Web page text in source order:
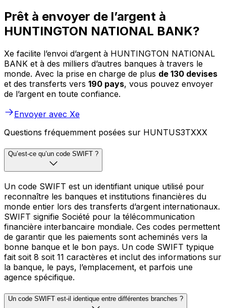
Prêt à envoyer de l’argent à
HUNTINGTON NATIONAL BANK?
Xe facilite l’envoi d’argent à HUNTINGTON NATIONAL
BANK et à des milliers d’autres banques à travers le
monde. Avec la prise en charge de plus de 130 devises
et des transferts vers 190 pays, vous pouvez envoyer
de l’argent en toute confiance.
Envoyer avec Xe
Questions fréquemment posées sur HUNTUS3TXXX
Qu’est-ce qu’un code SWIFT ?
Un code SWIFT est un identifiant unique utilisé pour
reconnaître les banques et institutions financières du
monde entier lors des transferts d’argent internationaux.
SWIFT signifie Société pour la télécommunication
financière interbancaire mondiale. Ces codes permettent
de garantir que les paiements sont acheminés vers la
bonne banque et le bon pays. Un code SWIFT typique
fait soit 8 soit 11 caractères et inclut des informations sur
la banque, le pays, l’emplacement, et parfois une
agence spécifique.
Un code SWIFT est-il identique entre différentes branches ?